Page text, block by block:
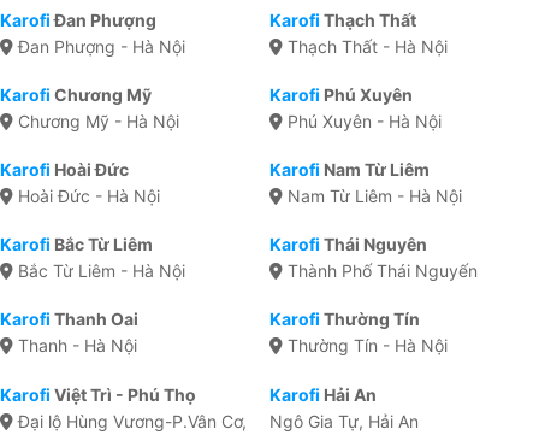
KarofiĐan Phượng
Đan Phượng - Hà Nội
Karofi Thạch Thất
Thạch Thất - Hà Nội
Karofi Chương Mỹ
Chương Mỹ - Hà Nội
Karofi Phú Xuyên
Phú Xuyên - Hà Nội
Karofi Hoài Đức
Hoài Đức - Hà Nội
Karofi Nam Từ Liêm
Nam Từ Liêm - Hà Nội
Karofi Bắc Từ Liêm
Bắc Từ Liêm - Hà Nội
Karofi Thái Nguyên
Thành Phố Thái Nguyến
Karofi Thanh Oai
Thanh - Hà Nội
Karofi Thường Tín
Thường Tín - Hà Nội
Karofi Việt Trì - Phú Thọ
Đại lộ Hùng Vương-P.Vân Cơ,
Karofi Hải An
Ngô Gia Tự, Hải An